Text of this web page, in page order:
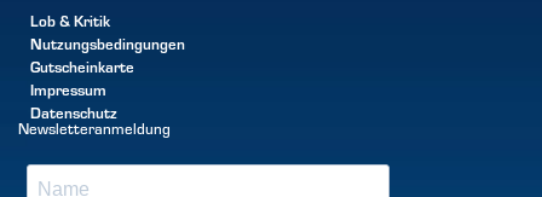
Lob & Kritik
Nutzungsbedingungen
Gutscheinkarte
Impressum
Datenschutz
Newsletteranmeldung